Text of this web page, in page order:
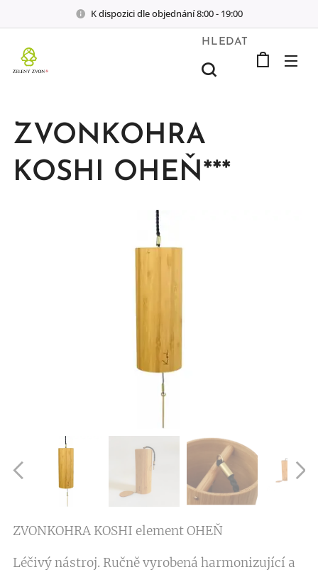
K dispozici dle objednání 8:00 - 19:00
HLEDAT
ZVONKOHRA
KOSHI OHEŇ***
ZVONKOHRA KOSHI element OHEŇ
Léčivý nástroj. Ručně vyrobená harmonizující a